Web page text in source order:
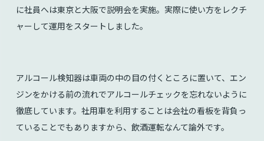
に社員へは東京と大阪で説明会を実施。実際に使い方をレクチ
ャーして運用をスタートしました。
アルコール検知器は車両の中の目の付くところに置いて、エン
ジンをかける前の流れでアルコールチェックを忘れないように
徹底しています。社用車を利用することは会社の看板を背負っ
ていることでもありますから、飲酒運転なんて論外です。